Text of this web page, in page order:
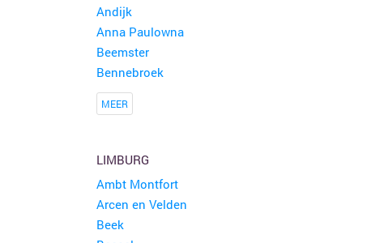
Andijk
Anna Paulowna
Beemster
Bennebroek
MEER
LIMBURG
Ambt Montfort
Arcen en Velden
Beek